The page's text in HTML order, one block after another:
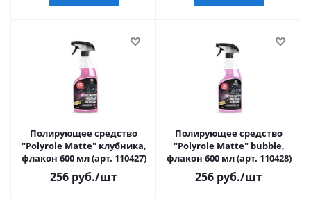
Полирующее средство
"Polyrole Matte" клубника,
флакон 600 мл (арт. 110427)
256 руб./шт
Полирующее средство
"Polyrole Matte" bubble,
флакон 600 мл (арт. 110428)
256 руб./шт